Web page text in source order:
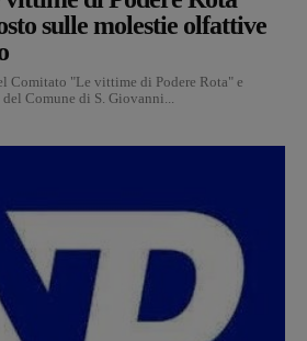
sulle molestie olfattive
Comitato "Le vittime di Podere Rota" e
Comune di S. Giovanni...